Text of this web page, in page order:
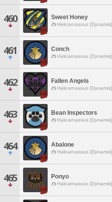
460 Sweet Honey
Halicarnassus [Dynamis]
461 Conch
Halicarnassus [Dynamis]
462 Fallen Angels
Halicarnassus [Dynamis]
463 Bean Inspectors
Halicarnassus [Dynamis]
464 Abalone
Halicarnassus [Dynamis]
465 Ponyo
Halicarnassus [Dynamis]